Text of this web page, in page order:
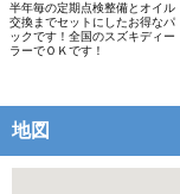
半年毎の定期点検整備とオイル
交換までセットにしたお得なパ
ックです！全国のスズキディー
ラーでＯＫです！
地図